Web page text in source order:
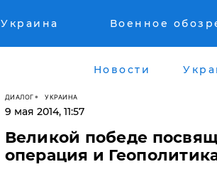
Украина Военное
Новости
ДИАЛОГ УКРАИНА
9 мая 2014, 11:57
Великой победе
операция и